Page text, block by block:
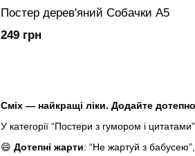
Сміх — найкращі ліки. Додайте
У категорії “Постери з гумором і
😄 Дотепні жарти: “Не жартуй з
Постер дерев'яний Собачки А5
249 грн